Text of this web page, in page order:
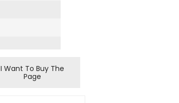
I Want To Buy The
Page